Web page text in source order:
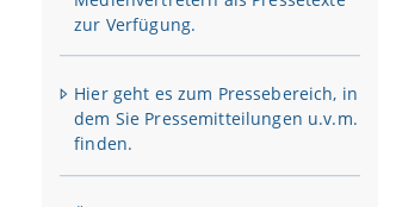
zur Verfügung.
Hier geht es zum Pressebereich, in
dem Sie Pressemitteilungen u.v.m.
finden.